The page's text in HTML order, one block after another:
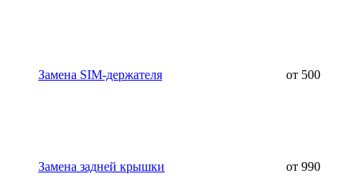
Замена SIM-держателя от 500
Замена задней крышки от 990